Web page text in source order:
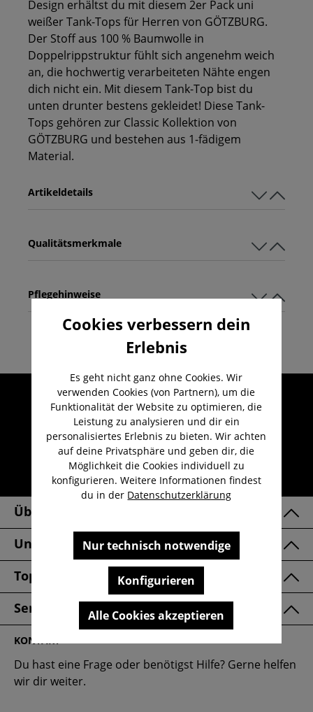
Design erhältst du mit diesem 2er Pack uni
weißer Tank-Tops für Herren von GÖTZBURG.
Der Stoff aus 100 % Baumwolle in
Doppelrippstruktur fühlt sich angenehm weich
an, die hochwertig verarbeiteten Nähte engen
dich nicht ein. Mit diesem Tank-Top bist du
unten drunter bestens gekleidet! Diese Tank-
Tops gehören zur Classic Kollektion von
GÖTZBURG und bestehen aus 1-fädigem
Material.
Qualitätsmerkmale
Artikeldetails
Pflegehinweise
Umfangreicher Kundenservice
Kauf auf Rechnung
Kostenloser Versand ab 29,-€
Lieferzeit 1-3 Werktage
30 Tage kostenlose Retoure
Über Uns
Unsere Marken
Top Kategorien
Service & FAQ
KONTAKT
Du hast eine Frage oder benötigst Hilfe? Gerne helfen
wir dir weiter.
Cookies verbessern dein
Erlebnis
Es geht nicht ganz ohne Cookies. Wir
verwenden Cookies (von Partnern), um die
Funktionalität der Website zu optimieren, die
Leistung zu analysieren und dir ein
personalisiertes Erlebnis zu bieten. Wir achten
auf deine Privatsphäre und geben dir, die
Möglichkeit die Cookies individuell zu
konfigurieren. Weitere Informationen findest
du in der Datenschutzerklärung
Nur technisch notwendige
Konfigurieren
Alle Cookies akzeptieren